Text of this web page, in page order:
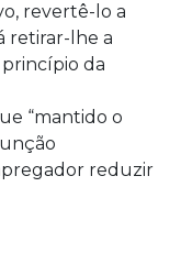
revertê-lo a
retirar-lhe a
da
“mantido o
reduzir